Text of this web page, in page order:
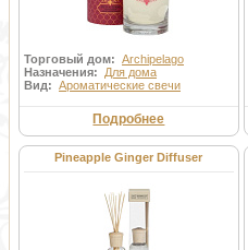
Торговый дом: Archipelago
Назначения: Для дома
Вид: Ароматические свечи
Подробнее
Pineapple Ginger Diffuser